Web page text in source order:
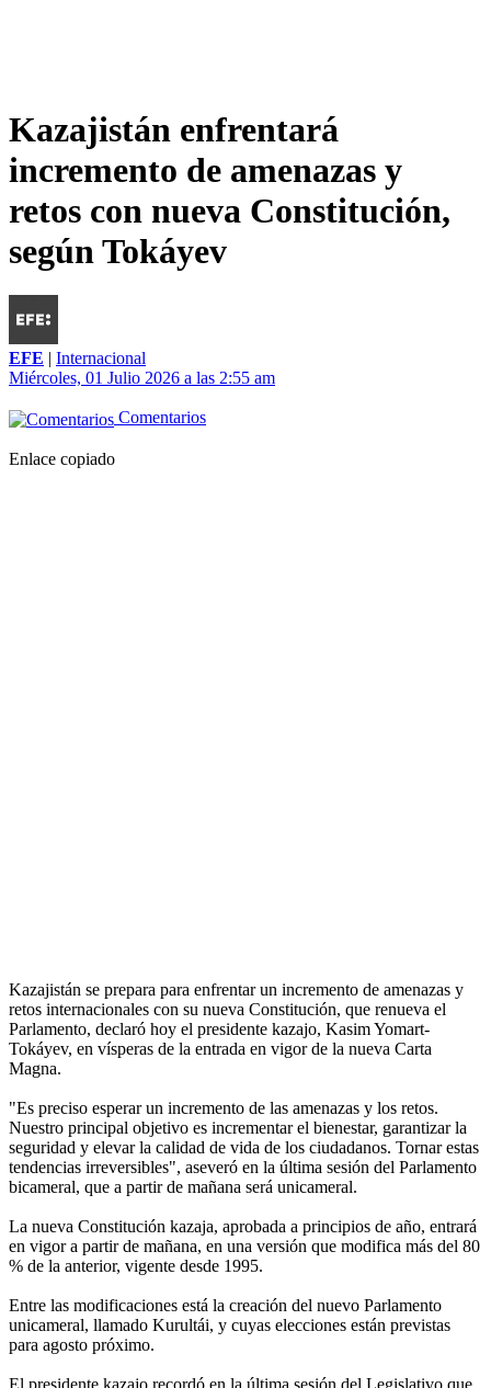
Kazajistán enfrentará
incremento de amenazas y
retos con nueva Constitución,
según Tokáyev
EFE | Internacional
Miércoles, 01 Julio 2026 a las 2:55 am
Comentarios
Enlace copiado
Kazajistán se prepara para enfrentar un incremento de amenazas y
retos internacionales con su nueva Constitución, que renueva el
Parlamento, declaró hoy el presidente kazajo, Kasim Yomart-
Tokáyev, en vísperas de la entrada en vigor de la nueva Carta
Magna.
"Es preciso esperar un incremento de las amenazas y los retos.
Nuestro principal objetivo es incrementar el bienestar, garantizar la
seguridad y elevar la calidad de vida de los ciudadanos. Tornar estas
tendencias irreversibles", aseveró en la última sesión del Parlamento
bicameral, que a partir de mañana será unicameral.
La nueva Constitución kazaja, aprobada a principios de año, entrará
en vigor a partir de mañana, en una versión que modifica más del 80
% de la anterior, vigente desde 1995.
Entre las modificaciones está la creación del nuevo Parlamento
unicameral, llamado Kurultái, y cuyas elecciones están previstas
para agosto próximo.
El presidente kazajo recordó en la última sesión del Legislativo que